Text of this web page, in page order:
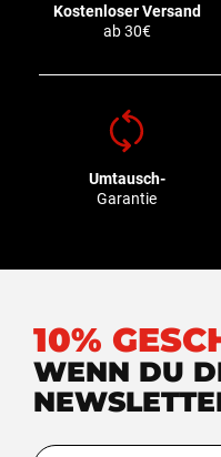
Kostenloser Versand
ab 30€
Umtausch-
Garantie
10%
WENN DU